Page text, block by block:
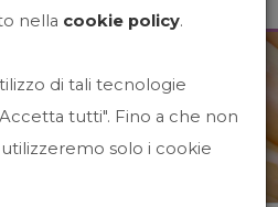
nella cookie policy.
di tali tecnologie
tutti". Fino a che non
solo i cookie